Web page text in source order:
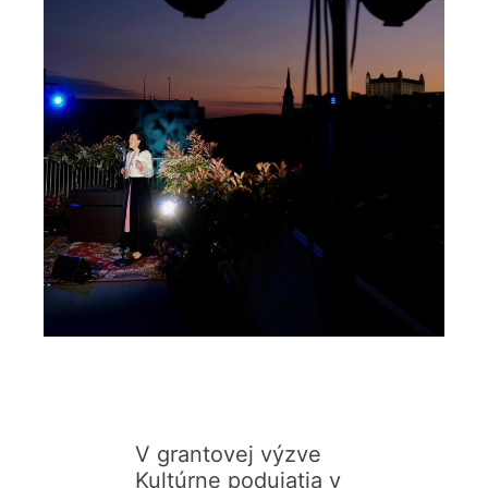
V grantovej výzve
Kultúrne podujatia v